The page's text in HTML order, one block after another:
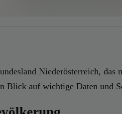
Niederösterreich,
auf wichtige Daten und